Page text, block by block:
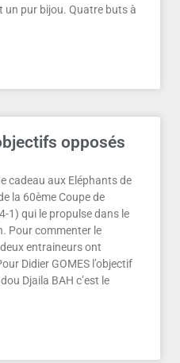
un pur bijou. Quatre buts à
opposés
cadeau aux Eléphants de
la 60ème Coupe de
1) qui le propulse dans le
Pour commenter le
entraineurs ont
Didier GOMES l’objectif
Djaila BAH c’est le